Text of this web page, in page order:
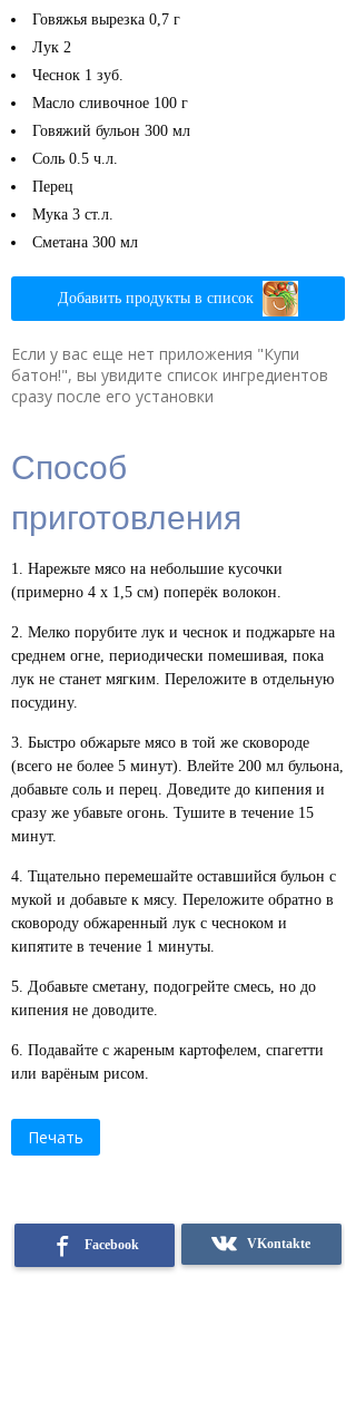
Говяжья вырезка 0,7 г
Лук 2
Чеснок 1 зуб.
Масло сливочное 100 г
Говяжий бульон 300 мл
Соль 0.5 ч.л.
Перец
Мука 3 ст.л.
Сметана 300 мл
Добавить продукты в список
Если у вас еще нет приложения "Купи
батон!", вы увидите список ингредиентов
сразу после его установки
Способ
приготовления
Нарежьте мясо на небольшие кусочки
(примерно 4 x 1,5 см) поперёк волокон.
Мелко порубите лук и чеснок и поджарьте на
среднем огне, периодически помешивая, пока
лук не станет мягким. Переложите в отдельную
посудину.
Быстро обжарьте мясо в той же сковороде
(всего не более 5 минут). Влейте 200 мл бульона,
добавьте соль и перец. Доведите до кипения и
сразу же убавьте огонь. Тушите в течение 15
минут.
Тщательно перемешайте оставшийся бульон с
мукой и добавьте к мясу. Переложите обратно в
сковороду обжаренный лук с чесноком и
кипятите в течение 1 минуты.
Добавьте сметану, подогрейте смесь, но до
кипения не доводите.
Подавайте с жареным картофелем, спагетти
или варёным рисом.
Печать
Facebook VKontakte